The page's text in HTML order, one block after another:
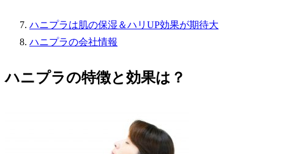
ハニプラは肌の保湿＆ハリUP効果が期待大
ハニプラの会社情報
ハニプラの特徴と効果は？